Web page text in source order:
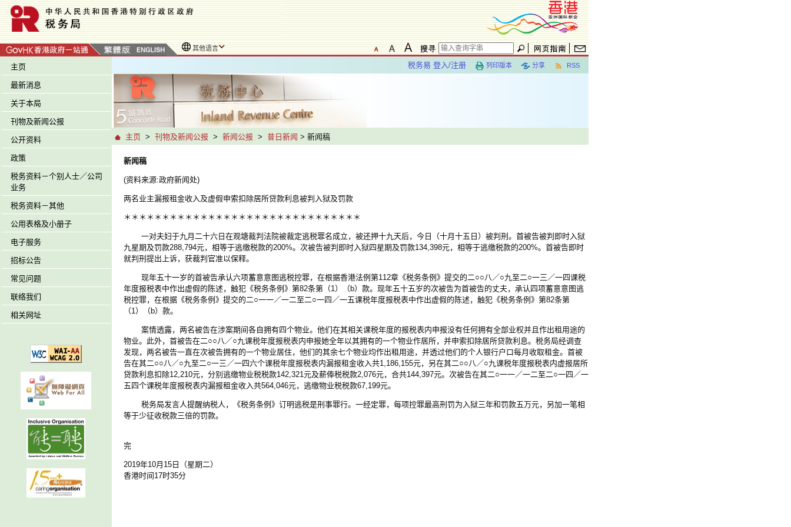
其他语言
主页
最新消息
关于本局
刊物及新闻公报
公开资料
政策
税务资料－个别人士／公司
业务
税务资料－其他
公用表格及小册子
电子服务
招标公告
常见问题
联络我们
相关网址
RSS
分享
列印版本
税务易 登入/注册
主页 > 刊物及新闻公报 > 新闻公报 > 昔日新闻 > 新闻稿
新闻稿
(资料来源:政府新闻处)
两名业主漏报租金收入及虚假申索扣除居所贷款利息被判入狱及罚款
＊＊＊＊＊＊＊＊＊＊＊＊＊＊＊＊＊＊＊＊＊＊＊＊＊＊＊＊＊＊＊
一对夫妇于九月二十六日在观塘裁判法院被裁定逃税罪名成立，被还押十九天后，今日（十月十五日）被判刑。首被告被判即时入狱
九星期及罚款288,794元，相等于逃缴税款的200%。次被告被判即时入狱四星期及罚款134,398元，相等于逃缴税款的200%。首被告即时
就判刑提出上诉，获裁判官准以保释。
现年五十一岁的首被告承认六项蓄意意图逃税控罪，在根据香港法例第112章《税务条例》提交的二○○八／○九至二○一三／一四课税
年度报税表中作出虚假的陈述，触犯《税务条例》第82条第（1）（b）款。现年五十五岁的次被告为首被告的丈夫，承认四项蓄意意图逃
税控罪，在根据《税务条例》提交的二○一一／一二至二○一四／一五课税年度报税表中作出虚假的陈述，触犯《税务条例》第82条第
（1）（b）款。
案情透露，两名被告在涉案期间各自拥有四个物业。他们在其相关课税年度的报税表内申报没有任何拥有全部业权并且作出租用途的
物业。此外，首被告在二○○八／○九课税年度报税表内申报她全年以其拥有的一个物业作居所，并申索扣除居所贷款利息。税务局经调查
发现，两名被告一直在次被告拥有的一个物业居住，他们的其余七个物业均作出租用途，并透过他们的个人银行户口每月收取租金。首被
告在其二○○八／○九至二○一三／一四六个课税年度报税表内漏报租金收入共1,186,155元，另在其二○○八／○九课税年度报税表内虚报居所
贷款利息扣除12,210元，分别逃缴物业税税款142,321元及薪俸税税款2,076元，合共144,397元。次被告在其二○一一／一二至二○一四／一
五四个课税年度报税表内漏报租金收入共564,046元，逃缴物业税税款67,199元。
税务局发言人提醒纳税人，《税务条例》订明逃税是刑事罪行。一经定罪，每项控罪最高刑罚为入狱三年和罚款五万元，另加一笔相
等于少征收税款三倍的罚款。
完
2019年10月15日（星期二）
香港时间17时35分